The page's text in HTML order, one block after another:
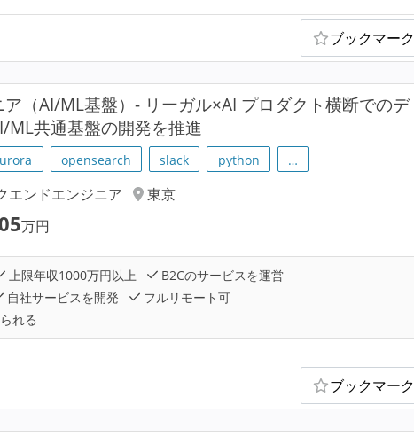
ブックマーク
（AI/ML基盤）- リーガル×AI プロダクト横断でのデ
ML共通基盤の開発を推進
opensearch slack python …
エンドエンジニア
東京
万円
上限年収1000万円以上
B2Cのサービスを運営
自社サービスを開発
フルリモート可
れる
ブックマーク